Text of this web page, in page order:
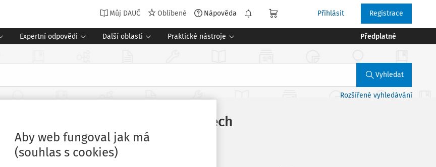
Můj DAUČ Oblíbené Nápověda Přihlásit Registrace
Expertní odpovědi Další oblasti Praktické nástroje Předplatné
Vyhledat
Rozšířené vyhledávání
Sb., změna zákona o auditorech
dokumenty (21)
Aby web fungoval jak má
(souhlas s cookies)